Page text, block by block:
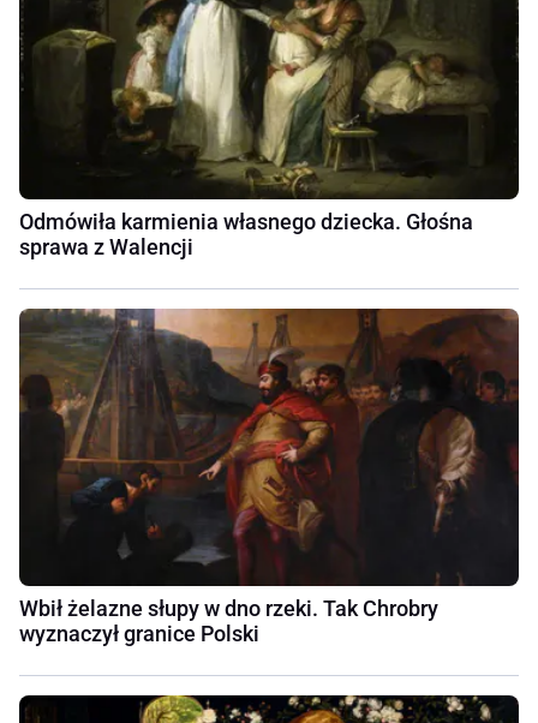
Odmówiła karmienia własnego dziecka. Głośna
sprawa z Walencji
Wbił żelazne słupy w dno rzeki. Tak Chrobry
wyznaczył granice Polski